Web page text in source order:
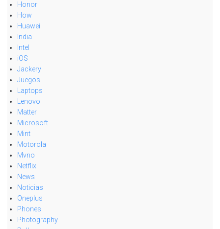
Honor
How
Huawei
India
Intel
iOS
Jackery
Juegos
Laptops
Lenovo
Matter
Microsoft
Mint
Motorola
Mvno
Netflix
News
Noticias
Oneplus
Phones
Photography